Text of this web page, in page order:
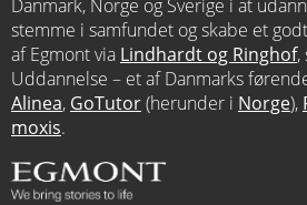
Danmark, Norge og Sverige i at
stemme i samfundet og skabe et
af Egmont via Lindhardt og Ringhof,
Uddannelse – et af Danmarks
Alinea, GoTutor(herunder i Norge),
moxis.